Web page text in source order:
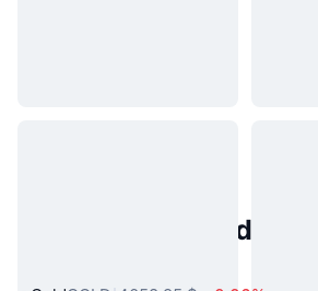
Activos del Mundo Real